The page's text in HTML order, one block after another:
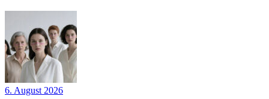
6. August 2026